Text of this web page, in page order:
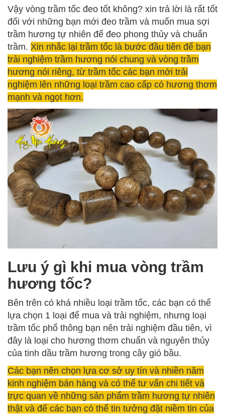
Vậy vòng trầm tốc đeo tốt không? xin trả lời là rất tốt
đối với những bạn mới đeo trầm và muốn mua sợi
trầm hương tự nhiên để đeo phong thủy và chuẩn
trầm. Xin nhắc lại trầm tốc là bước đầu tiên để bạn
trải nghiệm trầm hương nói chung và vòng trầm
hương nói riêng, từ trầm tốc các bạn mới trải
nghiệm lên những loại trầm cao cấp có hương thơm
mạnh và ngọt hơn.
Lưu ý gì khi mua vòng trầm
hương tốc?
Bên trên có khá nhiều loại trầm tốc, các bạn có thể
lựa chọn 1 loại để mua và trải nghiệm, nhưng loại
trầm tốc phổ thông bạn nên trải nghiệm đầu tiên, vì
đây là loại cho hương thơm chuẩn và nguyên thủy
của tinh dầu trầm hương trong cây gió bầu.
Các bạn nên chọn lựa cơ sở uy tín và nhiền năm
kinh nghiệm bán hàng và có thể tư vấn chi tiết và
trực quan về những sản phẩm trầm hương tự nhiên
thật và để các bạn có thể tin tưởng đặt niềm tin của